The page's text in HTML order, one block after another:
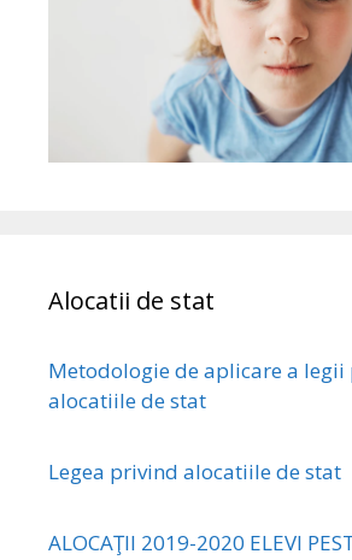
Alocatii de stat
Metodologie de aplicare a
alocatiile de stat
Legea privind alocatiile de stat
ALOCAŢII 2019-2020 ELEVI